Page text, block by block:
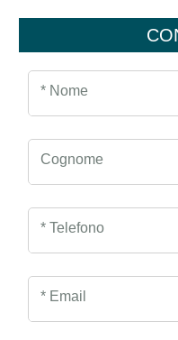
* Nome
Cognome
* Telefono
* Email